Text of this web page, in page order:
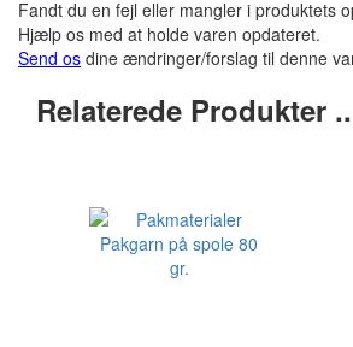
Fandt du en fejl eller mangler i produktets
Hjælp os med at holde varen opdateret.
Send os dine ændringer/forslag til denne
Relaterede Produkter